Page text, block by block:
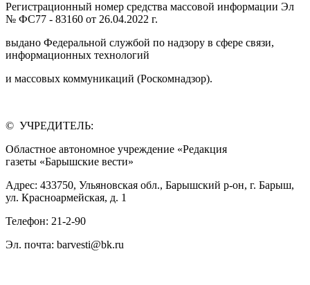
Регистрационный номер средства массовой информации Эл
№ ФС77 - 83160 от 26.04.2022 г.
выдано Федеральной службой по надзору в сфере связи,
информационных технологий
и массовых коммуникаций (Роскомнадзор).
© УЧРЕДИТЕЛЬ:
Областное автономное учреждение «Редакция
газеты «Барышские вести»
Адрес: 433750, Ульяновская обл., Барышский р-он, г. Барыш,
ул. Красноармейская, д. 1
Телефон: 21-2-90
Эл. почта: barvesti@bk.ru